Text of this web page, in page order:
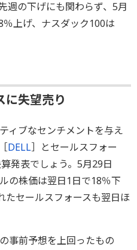
週の下げにも関わらず、5月
上げ、ナスダック100は
に失望売り
ィブなセンチメントを与え
DELL］とセールスフォー
発表でしょう。5月29日
の株価は翌日1日で18％下
たセールスフォースも翌日ほ
事前予想を上回ったもの